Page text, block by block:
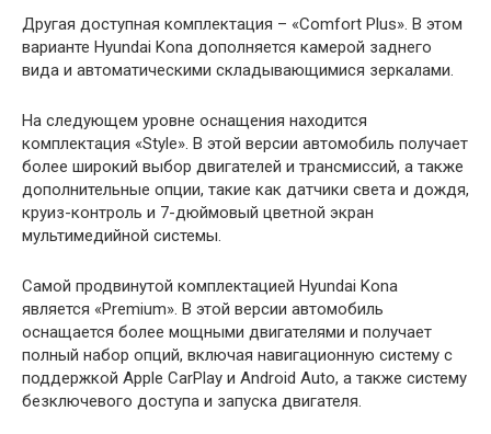
Другая доступная комплектация – «Comfort Plus». В этом
варианте Hyundai Kona дополняется камерой заднего
вида и автоматическими складывающимися зеркалами.
На следующем уровне оснащения находится
комплектация «Style». В этой версии автомобиль получает
более широкий выбор двигателей и трансмиссий, а также
дополнительные опции, такие как датчики света и дождя,
круиз-контроль и 7-дюймовый цветной экран
мультимедийной системы.
Самой продвинутой комплектацией Hyundai Kona
является «Premium». В этой версии автомобиль
оснащается более мощными двигателями и получает
полный набор опций, включая навигационную систему с
поддержкой Apple CarPlay и Android Auto, а также систему
безключевого доступа и запуска двигателя.